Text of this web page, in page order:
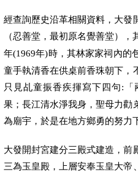
經查詢歷史沿革相關資料，大發
（忍善堂，最初原名覺善堂）
年(1969年)時，其林家家祠內的
童手執清香在供桌前香珠朝下，
只見乩童振香疾揮寫下四句:
果；長江清水淨我身，聖母力勸
為廟宇，於是在地方鄉勇的努力
大發開封宮建分三殿式建造，前
三為玉皇殿，上層安奉玉皇大帝